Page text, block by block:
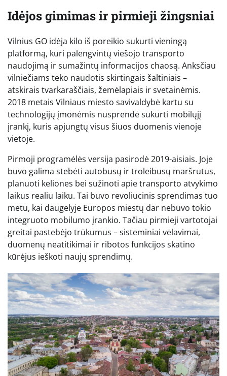
Idėjos gimimas ir pirmieji žingsniai
Vilnius GO idėja kilo iš poreikio sukurti vieningą
platformą, kuri palengvintų viešojo transporto
naudojimą ir sumažintų informacijos chaosą. Anksčiau
vilniečiams teko naudotis skirtingais šaltiniais –
atskirais tvarkaraščiais, žemėlapiais ir svetainėmis.
2018 metais Vilniaus miesto savivaldybė kartu su
technologijų įmonėmis nusprendė sukurti mobilųjį
įrankį, kuris apjungtų visus šiuos duomenis vienoje
vietoje.
Pirmoji programėlės versija pasirodė 2019-aisiais. Joje
buvo galima stebėti autobusų ir troleibusų maršrutus,
planuoti keliones bei sužinoti apie transporto atvykimo
laikus realiu laiku. Tai buvo revoliucinis sprendimas tuo
metu, kai daugelyje Europos miestų dar nebuvo tokio
integruoto mobilumo įrankio. Tačiau pirmieji vartotojai
greitai pastebėjo trūkumus – sisteminiai vėlavimai,
duomenų neatitikimai ir ribotos funkcijos skatino
kūrėjus ieškoti naujų sprendimų.